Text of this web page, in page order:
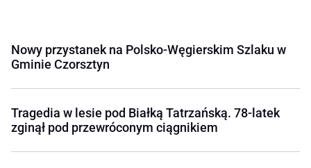
Nowy przystanek na Polsko-Węgierskim Szlaku w
Gminie Czorsztyn
Tragedia w lesie pod Białką Tatrzańską. 78-latek
zginął pod przewróconym ciągnikiem